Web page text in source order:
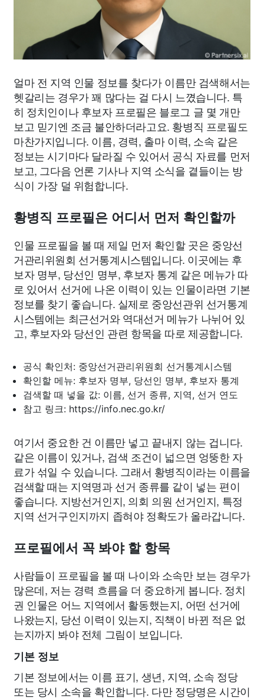
얼마 전 지역 인물 정보를 찾다가 이름만 검색해서는
헷갈리는 경우가 꽤 많다는 걸 다시 느꼈습니다. 특
히 정치인이나 후보자 프로필은 블로그 글 몇 개만
보고 믿기엔 조금 불안하더라고요. 황병직 프로필도
마찬가지입니다. 이름, 경력, 출마 이력, 소속 같은
정보는 시기마다 달라질 수 있어서 공식 자료를 먼저
보고, 그다음 언론 기사나 지역 소식을 곁들이는 방
식이 가장 덜 위험합니다.
황병직 프로필은 어디서 먼저 확인할까
인물 프로필을 볼 때 제일 먼저 확인할 곳은 중앙선
거관리위원회 선거통계시스템입니다. 이곳에는 후
보자 명부, 당선인 명부, 후보자 통계 같은 메뉴가 따
로 있어서 선거에 나온 이력이 있는 인물이라면 기본
정보를 찾기 좋습니다. 실제로 중앙선관위 선거통계
시스템에는 최근선거와 역대선거 메뉴가 나뉘어 있
고, 후보자와 당선인 관련 항목을 따로 제공합니다.
공식 확인처: 중앙선거관리위원회 선거통계시스템
확인할 메뉴: 후보자 명부, 당선인 명부, 후보자 통계
검색할 때 넣을 값: 이름, 선거 종류, 지역, 선거 연도
참고 링크: https://info.nec.go.kr/
여기서 중요한 건 이름만 넣고 끝내지 않는 겁니다.
같은 이름이 있거나, 검색 조건이 넓으면 엉뚱한 자
료가 섞일 수 있습니다. 그래서 황병직이라는 이름을
검색할 때는 지역명과 선거 종류를 같이 넣는 편이
좋습니다. 지방선거인지, 의회 의원 선거인지, 특정
지역 선거구인지까지 좁혀야 정확도가 올라갑니다.
프로필에서 꼭 봐야 할 항목
사람들이 프로필을 볼 때 나이와 소속만 보는 경우가
많은데, 저는 경력 흐름을 더 중요하게 봅니다. 정치
권 인물은 어느 지역에서 활동했는지, 어떤 선거에
나왔는지, 당선 이력이 있는지, 직책이 바뀐 적은 없
는지까지 봐야 전체 그림이 보입니다.
기본 정보
기본 정보에서는 이름 표기, 생년, 지역, 소속 정당
또는 당시 소속을 확인합니다. 다만 정당명은 시간이